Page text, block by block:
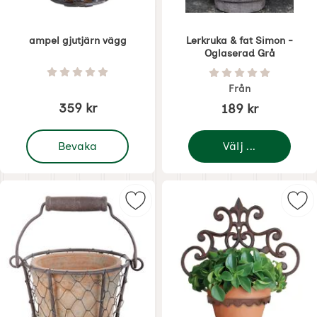
ampel gjutjärn vägg
Art. nr 6352 Betyg: 0 Stjärnor av 5
359 kr
Bevaka
, ampel gjutjärn vägg
Lerkruka & fat Simon -
Oglaserad Grå
Art. nr 5875 Betyg: 0 Stjärnor
Från
189 kr
Välj ...
Markera kruka i trådkorg som